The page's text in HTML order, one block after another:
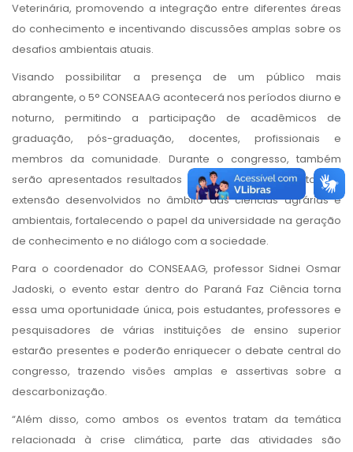
Veterinária, promovendo a integração entre diferentes áreas
do conhecimento e incentivando discussões amplas sobre os
desafios ambientais atuais.
Visando possibilitar a presença de um público mais
abrangente, o 5° CONSEAAG acontecerá nos períodos diurno e
noturno, permitindo a participação de acadêmicos de
graduação, pós-graduação, docentes, profissionais e
membros da comunidade. Durante o congresso, também
serão apresentados resultados de pesquisas e projetos de
extensão desenvolvidos no âmbito das ciências agrárias e
ambientais, fortalecendo o papel da universidade na geração
de conhecimento e no diálogo com a sociedade.
Para o coordenador do CONSEAAG, professor Sidnei Osmar
Jadoski, o evento estar dentro do Paraná Faz Ciência torna
essa uma oportunidade única, pois estudantes, professores e
pesquisadores de várias instituições de ensino superior
estarão presentes e poderão enriquecer o debate central do
congresso, trazendo visões amplas e assertivas sobre a
descarbonização.
“Além disso, como ambos os eventos tratam da temática
relacionada à crise climática, parte das atividades são